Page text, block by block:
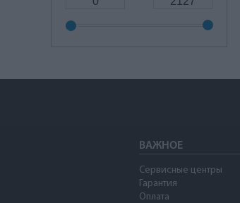
ВАЖНОЕ
Сервисные центры
Гарантия
Оплата